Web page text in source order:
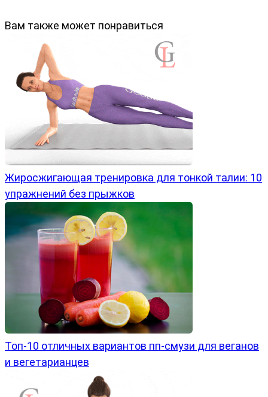
Вам также может понравиться
Жиросжигающая тренировка для тонкой талии: 10
упражнений без прыжков
Топ-10 отличных вариантов пп-смузи для веганов
и вегетарианцев